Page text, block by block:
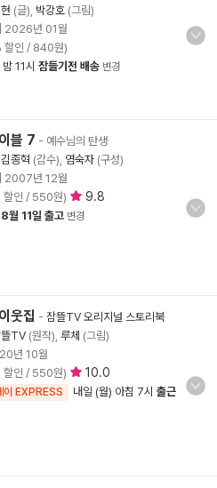
(글), 박강호 (그림)
2026년 01월
할인 / 840원)
11시 잠들기전 배송 변경
블 7 - 예수님의 탄생
김종혁 (감수), 염숙자 (구성)
2007년 12월
할인 / 550원) 9.8
8월 11일 출고 변경
웃집 - 잠뜰TV 오리지널 스토리북
TV (원작), 루체 (그림)
년 10월
할인 / 550원) 10.0
이 EXPRESS 내일 (월) 아침 7시 출근